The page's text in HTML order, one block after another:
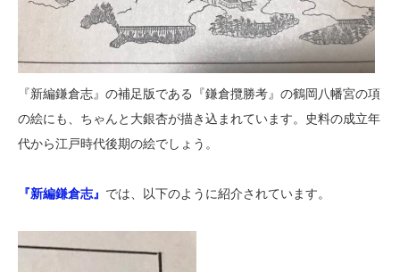
『新編鎌倉志』の補足版である『鎌倉攬勝考』の鶴岡八幡宮の項
の絵にも、ちゃんと大銀杏が描き込まれています。史料の成立年
代から江戸時代後期の絵でしょう。
『新編鎌倉志』 では、以下のように紹介されています。